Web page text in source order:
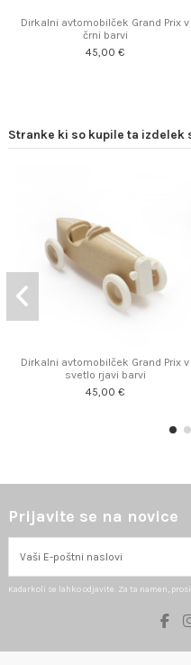
Dirkalni avtomobilček Grand Prix v
črni barvi
45,00 €
Stranke ki so kupile ta izdelek
Dirkalni avtomobilček Grand Prix v
svetlo rjavi barvi
45,00 €
Prijavite se na novice
Kadarkoli se lahko odjavite. Za ta namen,